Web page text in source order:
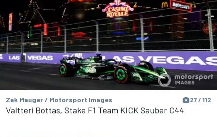
Zak Mauger / Motorsport Images 27 / 112
Valtteri Bottas, Stake F1 Team KICK Sauber C44